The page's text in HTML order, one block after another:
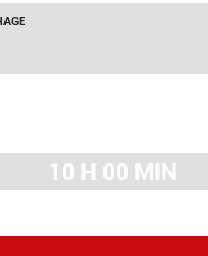
10 H 00 MIN